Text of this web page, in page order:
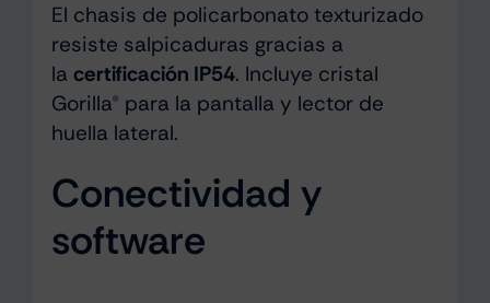
El chasis de policarbonato texturizado
resiste salpicaduras gracias a
la certificación IP54. Incluye cristal
Gorilla® para la pantalla y lector de
huella lateral.
Conectividad y
software